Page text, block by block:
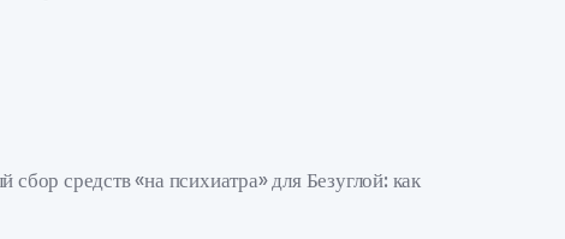
средств «на психиатра» для Безуглой: как